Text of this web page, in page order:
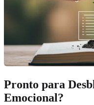
Pronto para
Emocional?